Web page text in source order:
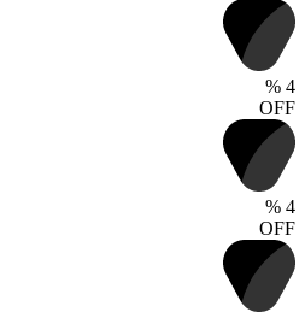
4
%
OFF
4
%
OFF